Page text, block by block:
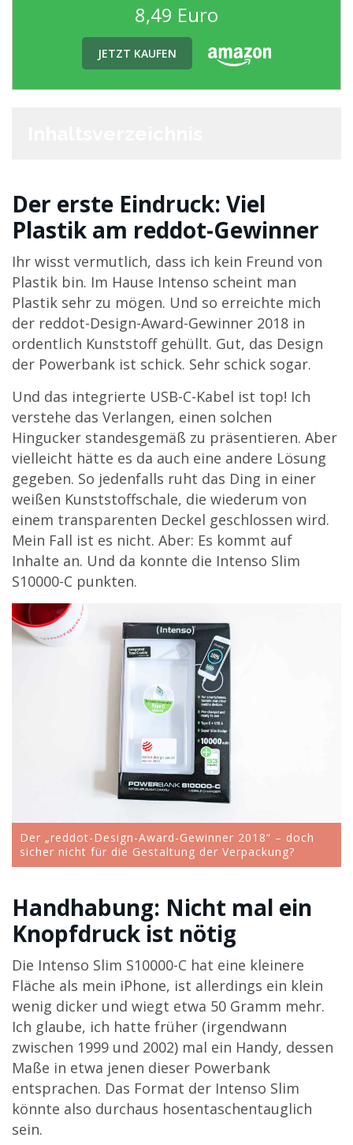
8,49 Euro
JETZT KAUFEN
Der erste Eindruck: Viel
Plastik am reddot-Gewinner
Ihr wisst vermutlich, dass ich kein Freund von
Plastik bin. Im Hause Intenso scheint man
Plastik sehr zu mögen. Und so erreichte mich
der reddot-Design-Award-Gewinner 2018 in
ordentlich Kunststoff gehüllt. Gut, das Design
der Powerbank ist schick. Sehr schick sogar.
Und das integrierte USB-C-Kabel ist top! Ich
verstehe das Verlangen, einen solchen
Hingucker standesgemäß zu präsentieren. Aber
vielleicht hätte es da auch eine andere Lösung
gegeben. So jedenfalls ruht das Ding in einer
weißen Kunststoffschale, die wiederum von
einem transparenten Deckel geschlossen wird.
Mein Fall ist es nicht. Aber: Es kommt auf
Inhalte an. Und da konnte die Intenso Slim
S10000-C punkten.
Der „reddot-Design-Award-Gewinner 2018“ – doch
sicher nicht für die Gestaltung der Verpackung?
Handhabung: Nicht mal ein
Knopfdruck ist nötig
Die Intenso Slim S10000-C hat eine kleinere
Fläche als mein iPhone, ist allerdings ein klein
wenig dicker und wiegt etwa 50 Gramm mehr.
Ich glaube, ich hatte früher (irgendwann
zwischen 1999 und 2002) mal ein Handy, dessen
Maße in etwa jenen dieser Powerbank
entsprachen. Das Format der Intenso Slim
könnte also durchaus hosentaschentauglich
sein.